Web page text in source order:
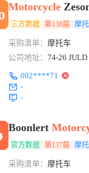
Motorcycle
三方数据 第138届 摩
采购清单： 摩托车
公司地址：74-26 JULD
002****71
-
-
Boonlert
官方数据 第137届 摩
采购清单： 摩托车